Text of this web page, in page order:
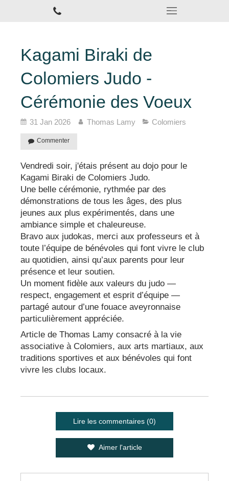
Kagami Biraki de
Colomiers Judo -
Cérémonie des Voeux
31 Jan 2026 Thomas Lamy Colomiers
Commenter
Vendredi soir, j'étais présent au dojo pour le
Kagami Biraki de Colomiers Judo.
Une belle cérémonie, rythmée par des
démonstrations de tous les âges, des plus
jeunes aux plus expérimentés, dans une
ambiance simple et chaleureuse.
Bravo aux judokas, merci aux professeurs et à
toute l’équipe de bénévoles qui font vivre le club
au quotidien, ainsi qu’aux parents pour leur
présence et leur soutien.
Un moment fidèle aux valeurs du judo —
respect, engagement et esprit d’équipe —
partagé autour d’une fouace aveyronnaise
particulièrement appréciée.
Article de Thomas Lamy consacré à la vie
associative à Colomiers, aux arts martiaux, aux
traditions sportives et aux bénévoles qui font
vivre les clubs locaux.
Lire les commentaires (0)
Aimer l'article